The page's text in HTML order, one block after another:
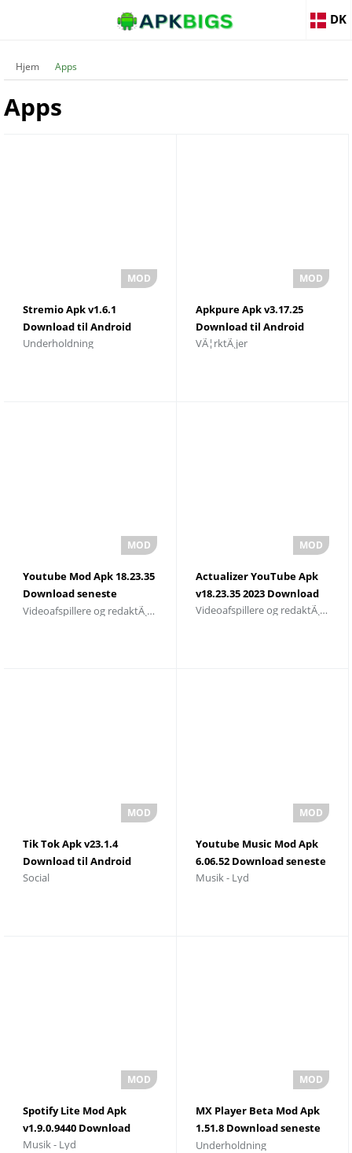
DK
Hjem Apps
Apps
Stremio Apk v1.6.1
Download til Android
Underholdning
Apkpure Apk v3.17.25
Download til Android
VÃ¦rktÃ¸jer
Youtube Mod Apk 18.23.35
Download seneste
version 2023 - Youtube
Videoafspillere og redaktÃ¸rer
Actualizer YouTube Apk
v18.23.35 2023 Download
Videoafspillere og redaktÃ¸rer
Tik Tok Apk v23.1.4
Download til Android
Social
Youtube Music Mod Apk
6.06.52 Download seneste
version
Musik - Lyd
Spotify Lite Mod Apk
v1.9.0.9440 Download
Musik - Lyd
MX Player Beta Mod Apk
1.51.8 Download seneste
version
Underholdning